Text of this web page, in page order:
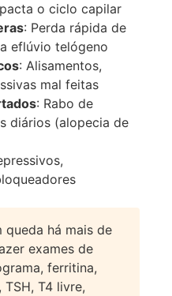
o ciclo capilar
: Perda rápida de
eflúvio telógeno
: Alisamentos,
mal feitas
: Rabo de
diários (alopecia de
queda há mais de
exames de
ferritina,
TSH, T4 livre,